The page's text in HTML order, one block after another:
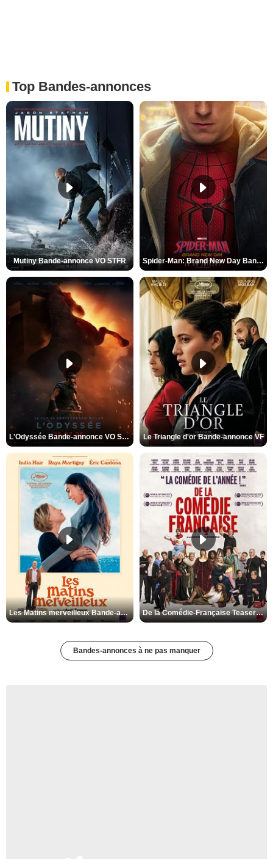
Top Bandes-annonces
Mutiny Bande-annonce VO STFR Spider-Man: Brand New Day Bande-annonce VO STFR
L'Odyssée Bande-annonce VO STFR Le Triangle d'or Bande-annonce VF
Les Matins merveilleux Bande-annonce VF De la Comédie-Française Teaser VF
Bandes-annonces à ne pas manquer